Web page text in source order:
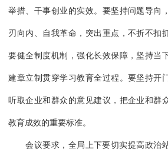
举措、干事创业的实效。要坚持问题导向
刃向内、自我革命，突出重点，不折不扣
要健全制度机制，强化长效保障，坚持当
建章立制贯穿学习教育全过程。要坚持开
听取企业和群众的意见建议，把企业和群
教育成效的重要标准。
会议要求，全局上下要切实提高政治